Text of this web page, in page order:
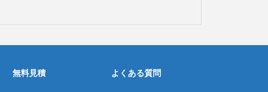
無料見積 よくある質問